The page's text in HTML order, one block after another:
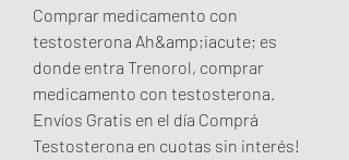
Comprar medicamento con
testosterona Ah&amp;iacute; es
donde entra Trenorol, comprar
medicamento con testosterona.
Envíos Gratis en el día Comprá
Testosterona en cuotas sin interés!